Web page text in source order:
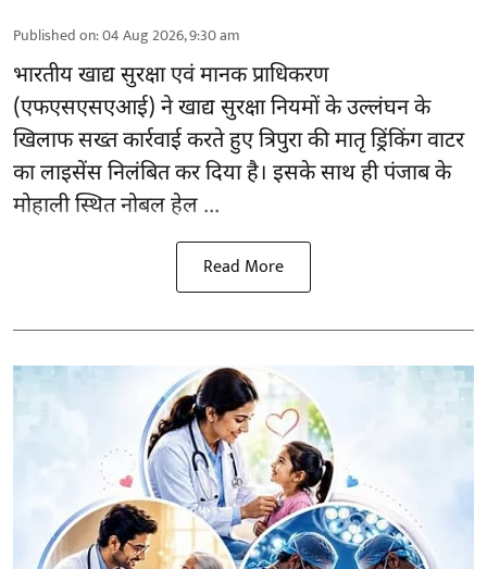
Published on:04 Aug 2026, 9:30 am
भारतीय खाद्य सुरक्षा एवं मानक प्राधिकरण
(एफएसएसएआई) ने खाद्य सुरक्षा नियमों के उल्लंघन के
खिलाफ सख्त कार्रवाई करते हुए त्रिपुरा की मातृ ड्रिंकिंग वाटर
का लाइसेंस निलंबित कर दिया है। इसके साथ ही पंजाब के
मोहाली स्थित नोबल हेल ...
Read More